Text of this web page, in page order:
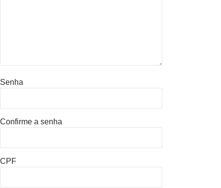
Senha
Confirme a senha
CPF